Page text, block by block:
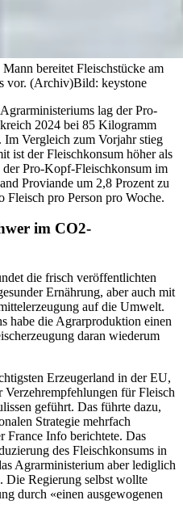
bereitet Fleischstücke am
vor. (Archiv)Bild: keystone
lag der Pro-
2024 bei 85 Kilogramm
Vergleich zum Vorjahr stieg
ist der Fleischkonsum höher als
Pro-Kopf-Fleischkonsum im
Proviande um 2,8 Prozent zu
Fleisch pro Person pro Woche.
im CO2-
die frisch veröffentlichten
Ernährung, aber auch mit
auf die Umwelt.
habe die Agrarproduktion einen
daran wiederum
Erzeugerland in der EU,
Verzehrempfehlungen für Fleisch
geführt. Das führte dazu,
Strategie mehrfach
France Info berichtete. Das
des Fleischkonsums in
Agrarministerium aber lediglich
Die Regierung selbst wollte
durch «einen ausgewogenen